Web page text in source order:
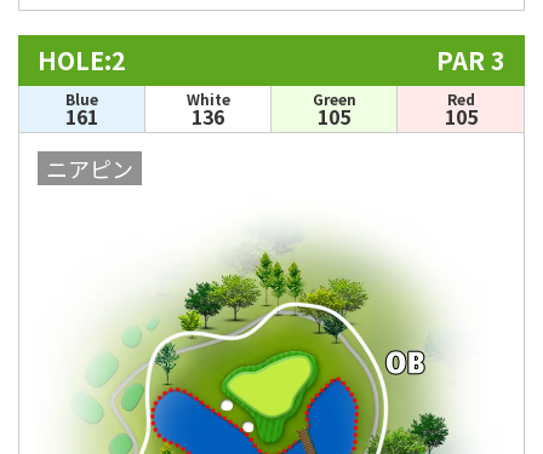
HOLE:2 PAR 3
Blue
161
White
136
Green
105
Red
105
ニアピン